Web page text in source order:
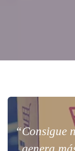
“Consigue